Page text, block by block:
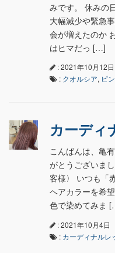
みです。 休みの
大幅減少や緊急
会が増えたのか
はヒマだっ […]
: 2021年10月12日
: クオルシア, ピ
カーディ
こんばんは、亀
がとうございま
客様〉 いつも「
ヘアカラーを希
色で染めてみま
: 2021年10月4日
: カーディナルレ